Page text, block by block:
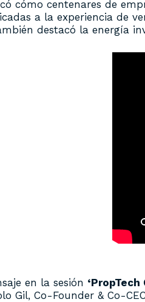
cómo centenares de
a la experiencia de
destacó la energía
en la sesión
Gil, Co-Founder & Co-